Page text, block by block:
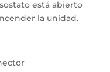
está abierto
la unidad.